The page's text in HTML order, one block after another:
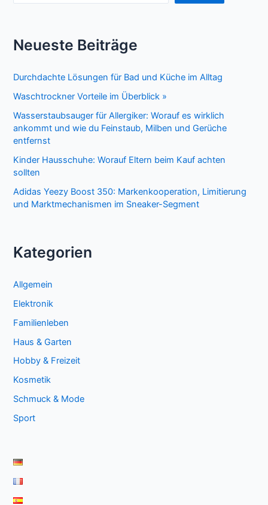
Neueste Beiträge
Durchdachte Lösungen für Bad und Küche im Alltag
Waschtrockner Vorteile im Überblick »
Wasserstaubsauger für Allergiker: Worauf es wirklich
ankommt und wie du Feinstaub, Milben und Gerüche
entfernst
Kinder Hausschuhe: Worauf Eltern beim Kauf achten
sollten
Adidas Yeezy Boost 350: Markenkooperation, Limitierung
und Marktmechanismen im Sneaker-Segment
Kategorien
Allgemein
Elektronik
Familienleben
Haus & Garten
Hobby & Freizeit
Kosmetik
Schmuck & Mode
Sport